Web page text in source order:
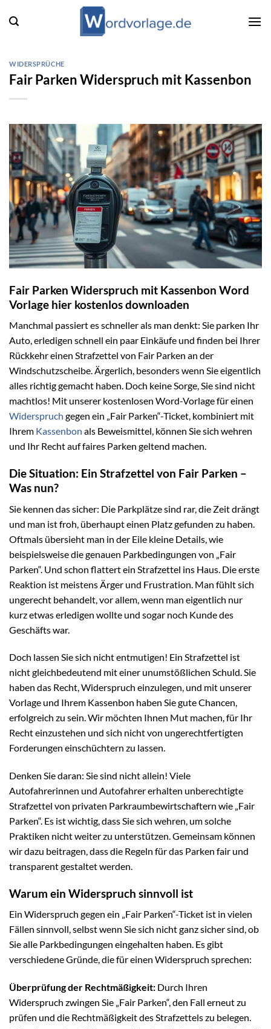
Inhalt
WIDERSPRÜCHE
Fair Parken Widerspruch mit Kassenbon
Fair Parken Widerspruch mit Kassenbon Word
Vorlage hier kostenlos downloaden
Manchmal passiert es schneller als man denkt: Sie parken Ihr
Auto, erledigen schnell ein paar Einkäufe und finden bei Ihrer
Rückkehr einen Strafzettel von Fair Parken an der
Windschutzscheibe. Ärgerlich, besonders wenn Sie eigentlich
alles richtig gemacht haben. Doch keine Sorge, Sie sind nicht
machtlos! Mit unserer kostenlosen Word-Vorlage für einen
Widerspruch gegen ein „Fair Parken“-Ticket, kombiniert mit
Ihrem Kassenbon als Beweismittel, können Sie sich wehren
und Ihr Recht auf faires Parken geltend machen.
Die Situation: Ein Strafzettel von Fair Parken –
Was nun?
Sie kennen das sicher: Die Parkplätze sind rar, die Zeit drängt
und man ist froh, überhaupt einen Platz gefunden zu haben.
Oftmals übersieht man in der Eile kleine Details, wie
beispielsweise die genauen Parkbedingungen von „Fair
Parken“. Und schon flattert ein Strafzettel ins Haus. Die erste
Reaktion ist meistens Ärger und Frustration. Man fühlt sich
ungerecht behandelt, vor allem, wenn man eigentlich nur
kurz etwas erledigen wollte und sogar noch Kunde des
Geschäfts war.
Doch lassen Sie sich nicht entmutigen! Ein Strafzettel ist
nicht gleichbedeutend mit einer unumstößlichen Schuld. Sie
haben das Recht, Widerspruch einzulegen, und mit unserer
Vorlage und Ihrem Kassenbon haben Sie gute Chancen,
erfolgreich zu sein. Wir möchten Ihnen Mut machen, für Ihr
Recht einzustehen und sich nicht von ungerechtfertigten
Forderungen einschüchtern zu lassen.
Denken Sie daran: Sie sind nicht allein! Viele
Autofahrerinnen und Autofahrer erhalten unberechtigte
Strafzettel von privaten Parkraumbewirtschaftern wie „Fair
Parken“. Es ist wichtig, dass Sie sich wehren, um solche
Praktiken nicht weiter zu unterstützen. Gemeinsam können
wir dazu beitragen, dass die Regeln für das Parken fair und
transparent gestaltet werden.
Warum ein Widerspruch sinnvoll ist
Ein Widerspruch gegen ein „Fair Parken“-Ticket ist in vielen
Fällen sinnvoll, selbst wenn Sie sich nicht ganz sicher sind, ob
Sie alle Parkbedingungen eingehalten haben. Es gibt
verschiedene Gründe, die für einen Widerspruch sprechen:
Überprüfung der Rechtmäßigkeit: Durch Ihren
Widerspruch zwingen Sie „Fair Parken“, den Fall erneut zu
prüfen und die Rechtmäßigkeit des Strafzettels zu belegen.